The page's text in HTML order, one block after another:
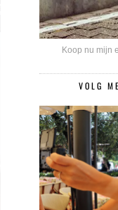
Koop nu mijn
VOLG